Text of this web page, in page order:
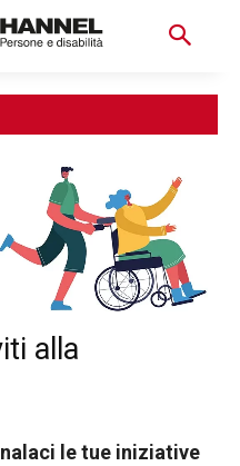
alla
le tue iniziative